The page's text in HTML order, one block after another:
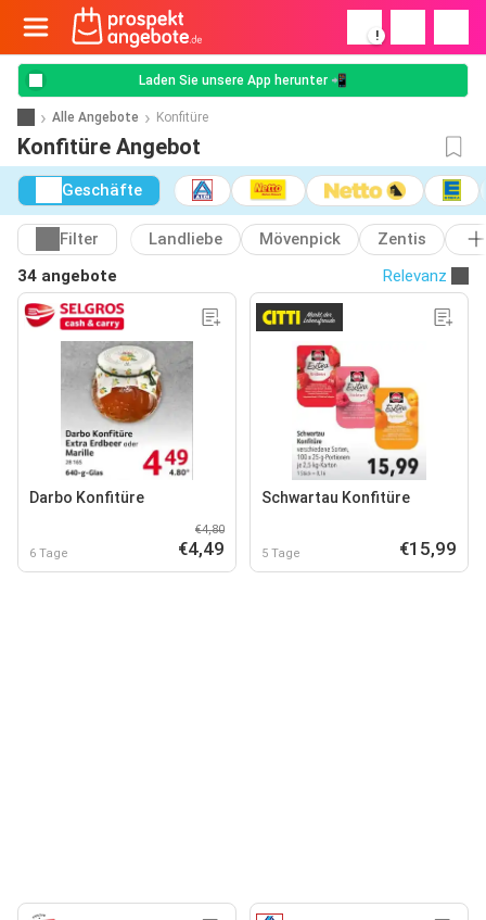
!
Laden Sie unsere App herunter 📲
Alle Angebote Konfitüre
Konfitüre Angebot
Geschäfte
Filter Landliebe Mövenpick
Zentis
34 angebote
Relevanz
Darbo Konfitüre
6 Tage
€4,80
€4,49
Schwartau Konfitüre
5 Tage €15,99